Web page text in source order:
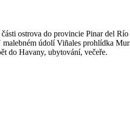
ostrova do provincie Pinar del
údolí Viñales prohlídka
do Havany, ubytování, večeře.